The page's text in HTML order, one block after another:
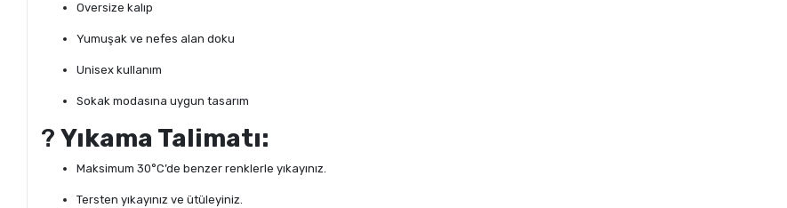
Oversize kalıp
Yumuşak ve nefes alan doku
Unisex kullanım
Sokak modasına uygun tasarım
?Yıkama Talimatı:
Maksimum 30°C’de benzer renklerle yıkayınız.
Tersten yıkayınız ve ütüleyiniz.